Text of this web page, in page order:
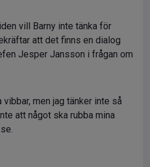
vill Barny inte tänka för
att det finns en dialog
Jesper Jansson i frågan om
men jag tänker inte så
att något ska rubba mina